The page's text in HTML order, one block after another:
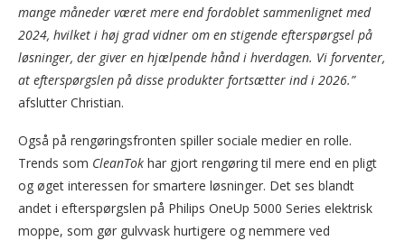
mange måneder været mere end fordoblet sammenlignet med
2024, hvilket i høj grad vidner om en stigende efterspørgsel på
løsninger, der giver en hjælpende hånd i hverdagen. Vi forventer,
at efterspørgslen på disse produkter fortsætter ind i 2026.”
afslutter Christian.
Også på rengøringsfronten spiller sociale medier en rolle.
Trends som CleanTok har gjort rengøring til mere end en pligt
og øget interessen for smartere løsninger. Det ses blandt
andet i efterspørgslen på Philips OneUp 5000 Series elektrisk
moppe, som gør gulvvask hurtigere og nemmere ved